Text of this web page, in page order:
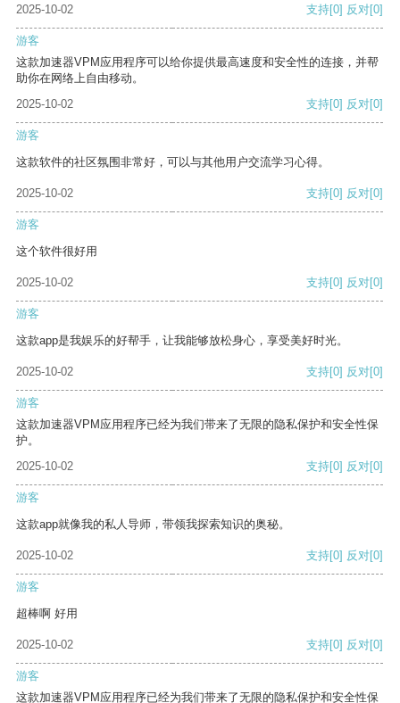
2025-10-02
支持[0] 反对[0]
游客
这款加速器VPM应用程序可以给你提供最高速度和安全性的连接，并帮
助你在网络上自由移动。
2025-10-02
支持[0] 反对[0]
游客
这款软件的社区氛围非常好，可以与其他用户交流学习心得。
2025-10-02 支持[0] 反对[0]
游客
这个软件很好用
2025-10-02 支持[0] 反对[0]
游客
这款app是我娱乐的好帮手，让我能够放松身心，享受美好时光。
2025-10-02 支持[0] 反对[0]
游客
这款加速器VPM应用程序已经为我们带来了无限的隐私保护和安全性保
护。
2025-10-02
支持[0] 反对[0]
游客
这款app就像我的私人导师，带领我探索知识的奥秘。
2025-10-02 支持[0] 反对[0]
游客
超棒啊 好用
2025-10-02 支持[0] 反对[0]
游客
这款加速器VPM应用程序已经为我们带来了无限的隐私保护和安全性保